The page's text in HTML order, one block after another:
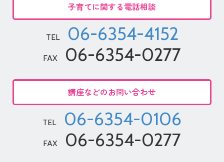
子育てに関する電話相談
TEL 06-6354-4152
FAX 06-6354-0277
講座などのお問い合わせ
TEL 06-6354-0106
FAX 06-6354-0277